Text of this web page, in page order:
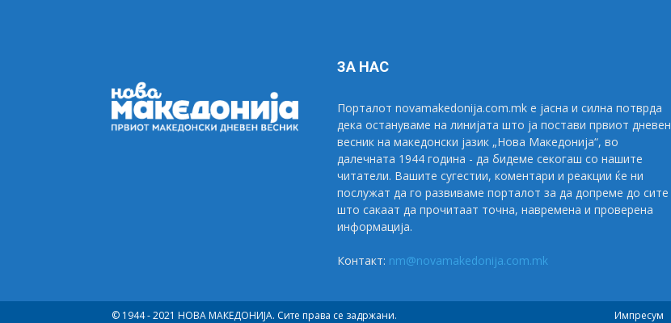
ЗА НАС
Порталот novamakedonija.com.mk е јасна и силна потврда
дека остануваме на линијата што ја постави првиот дневен
весник на македонски јазик „Нова Македонија“, во
далечната 1944 година - да бидеме секогаш со нашите
читатели. Вашите сугестии, коментари и реакции ќе ни
послужат да го развиваме порталот за да допреме до сите
што сакаат да прочитаат точна, навремена и проверена
информација.
Контакт: nm@novamakedonija.com.mk
Импресум
© 1944 - 2021 НОВА МАКЕДОНИЈА. Сите права се задржани.